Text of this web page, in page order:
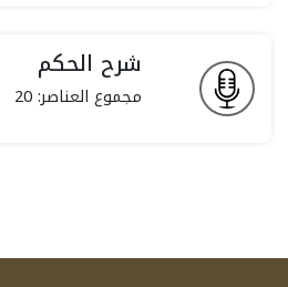
شرح الحكم
مجموع العناصر: 20